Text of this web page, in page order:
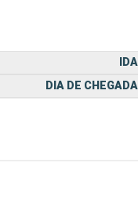
IDA
DIA DE CHEGADA